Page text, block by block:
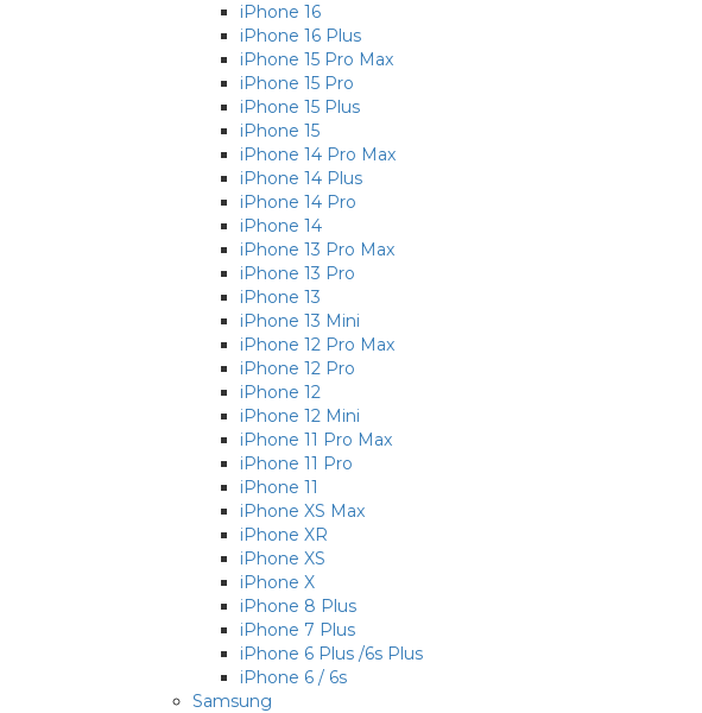
iPhone 16
iPhone 16 Plus
iPhone 15 Pro Max
iPhone 15 Pro
iPhone 15 Plus
iPhone 15
iPhone 14 Pro Max
iPhone 14 Plus
iPhone 14 Pro
iPhone 14
iPhone 13 Pro Max
iPhone 13 Pro
iPhone 13
iPhone 13 Mini
iPhone 12 Pro Max
iPhone 12 Pro
iPhone 12
iPhone 12 Mini
iPhone 11 Pro Max
iPhone 11 Pro
iPhone 11
iPhone XS Max
iPhone XR
iPhone XS
iPhone X
iPhone 8 Plus
iPhone 7 Plus
iPhone 6 Plus /6s Plus
iPhone 6 / 6s
Samsung